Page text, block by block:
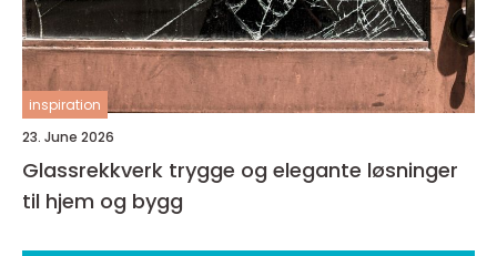
inspiration
23. June 2026
Glassrekkverk trygge og elegante løsninger
til hjem og bygg